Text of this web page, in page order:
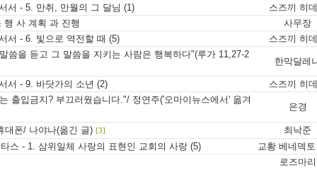
서 - 5. 만취, 만월의 그 달님 (1)
스즈끼 히
행 사 계획 과 진행
사무장
서 - 6. 빛으로 역전할 때 (5)
스즈끼 히
씀을 듣고 그 말씀을 지키는 사람은 행복하다"(루가 11,27-2
한막달레
서 - 9. 바닷가의 소년 (2)
스즈끼 히
출입금지? 부끄러웠습니다."/ 정연주('오마이뉴스에서' 옮겨
은경
대폰/ 나야나(옮긴 글) [3]
최낙준
스 - 1. 삼위일체 사랑의 표현인 교회의 사랑 (5)
교황 베네덱
로즈마리